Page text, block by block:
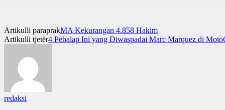
Artikulli paraprakMA Kekurangan 4.858 Hakim
Artikulli tjetër4 Pebalap Ini yang Diwaspadai Marc Marquez di
redaksi